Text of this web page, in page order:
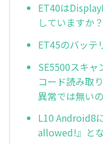
ET40は
していますか？
ET45のバッテ
SE5500スキャ
コード読み取
異常では無い
L10 Android8
allowed!』と